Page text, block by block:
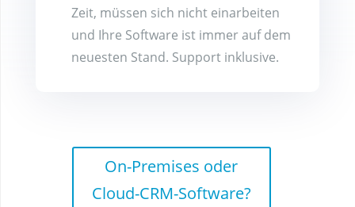
Zeit, müssen sich nicht einarbeiten
und Ihre Software ist immer auf dem
neuesten Stand. Support inklusive.
On-Premises oder
Cloud-CRM-Software?